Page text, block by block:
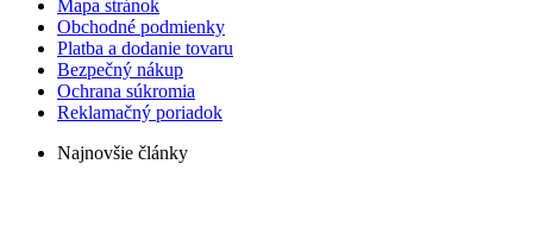
Mapa stránok
Obchodné podmienky
Platba a dodanie tovaru
Bezpečný nákup
Ochrana súkromia
Reklamačný poriadok
Najnovšie články